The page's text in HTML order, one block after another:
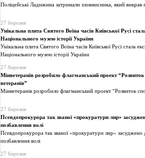
Поліцейські Ладижина затримали зловмисника, який викрав
27 березня
Унікальна плита Святого Воїна часів Київської Русі
Національного музею історії України
Унікальна плита Святого Воїна часів Київської Русі стала
Національного музею історії України
27 березня
Мінветеранів розробило флагманський проект
ветеранів”
Мінветеранів розробило флагманський проект “Розвиток
27 березня
Псевдопрокурора так званої «прокуратури лнр»
позбавлення волі
Псевдопрокурора так званої «прокуратури лнр» засуджено
позбавлення волі
27 березня